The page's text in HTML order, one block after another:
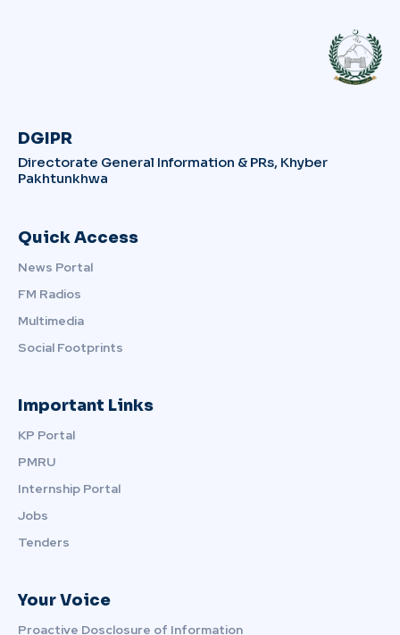
DGIPR
Directorate General Information & PRs, Khyber
Pakhtunkhwa
Quick Access
News Portal
FM Radios
Multimedia
Social Footprints
Important Links
KP Portal
PMRU
Internship Portal
Jobs
Tenders
Your Voice
Proactive Dosclosure of Information